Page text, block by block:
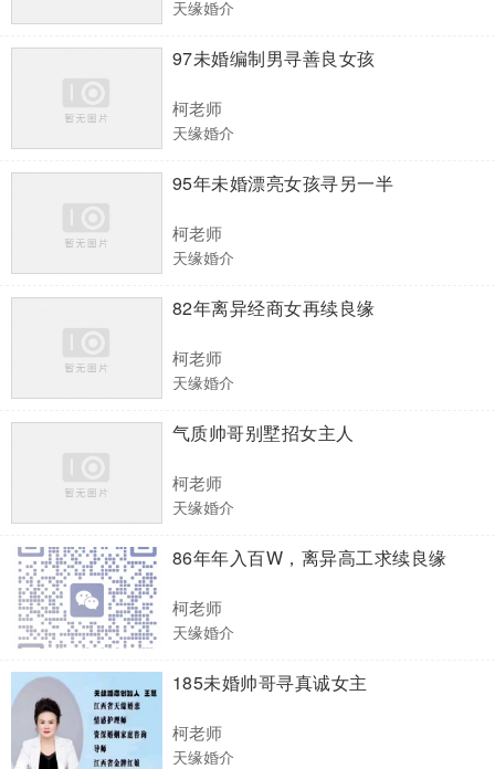
天缘婚介
97未婚编制男寻善良女孩
柯老师
天缘婚介
95年未婚漂亮女孩寻另一半
柯老师
天缘婚介
82年离异经商女再续良缘
柯老师
天缘婚介
气质帅哥别墅招女主人
柯老师
天缘婚介
86年年入百W，离异高工求续良缘
柯老师
天缘婚介
185未婚帅哥寻真诚女主
柯老师
天缘婚介